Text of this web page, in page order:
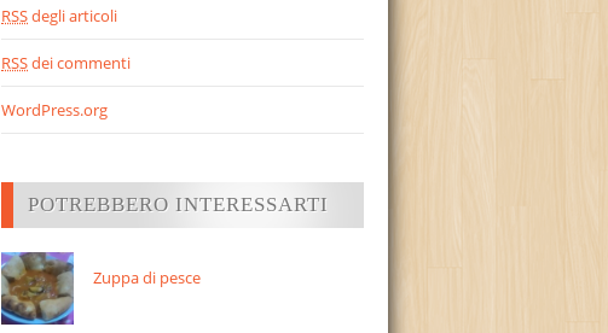
RSSdegli articoli
RSSdei commenti
WordPress.org
POTREBBERO INTERESSARTI
Zuppa di pesce